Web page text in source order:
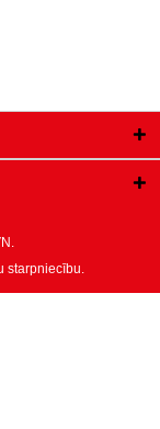
starpniecību.